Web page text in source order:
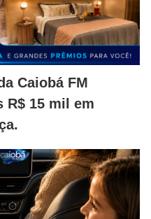
Caiobá FM
R$ 15 mil em